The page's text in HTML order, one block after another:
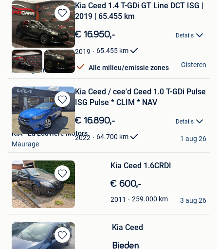
Bewaren
in
Mijn
Favorieten
Kia Ceed 1.4 T-GDi GT Line DCT ISG |
2019 | 65.455 km
€ 16.950,- Details
2019 65.455 km
Alle milieu/emissie zones
Eldarcars
Desselgem
Gisteren
Bewaren
in
Mijn
Favorieten
Kia Ceed / cee'd Ceed 1.0 T-GDi Pulse
ISG Pulse * CLIM * NAV
€ 16.890,- Details
2022 64.700 km
KIA - La Louvière Motors
Maurage
1 aug 26
Bewaren
in
Mijn
Favorieten
Kia Ceed 1.6CRDI
€ 600,-
2011 259.000 km
TomTomy
Tubize
3 aug 26
Bewaren
Kia Ceed
Bieden